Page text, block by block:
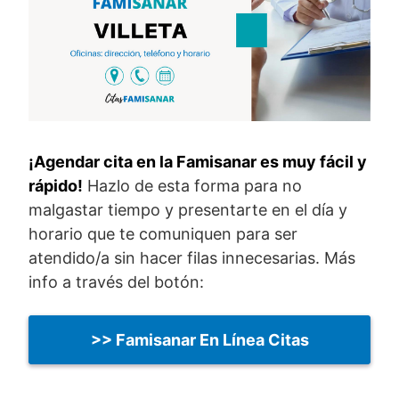
¡Agendar cita en la Famisanar es muy fácil y
rápido! Hazlo de esta forma para no
malgastar tiempo y presentarte en el día y
horario que te comuniquen para ser
atendido/a sin hacer filas innecesarias. Más
info a través del botón:
>> Famisanar En Línea Citas